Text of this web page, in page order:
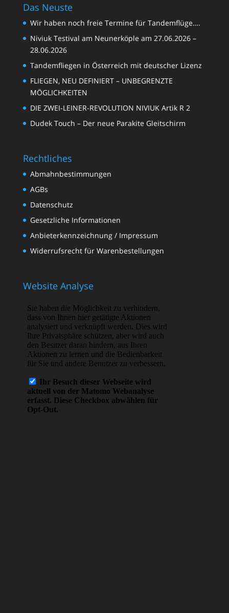
Das Neuste
Wir haben noch freie Termine für Tandemflüge….
Niviuk Testival am Neunerköple am 27.06.2026 –
28.06.2026
Tandemfliegen in Österreich mit deutscher Lizenz
FLIEGEN, NEU DEFINIERT – UNBEGRENZTE
MÖGLICHKEITEN
DIE ZWEI-LEINER-REVOLUTION NIVIUK Artik R 2
Dudek Touch – Der neue Parakite Gleitschirm
Rechtliches
Abmahnbestimmungen
AGBs
Datenschutz
Gesetzliche Informationen
Anbieterkennzeichnung / Impressum
Widerrufsrecht für Warenbestellungen
Website Analyse